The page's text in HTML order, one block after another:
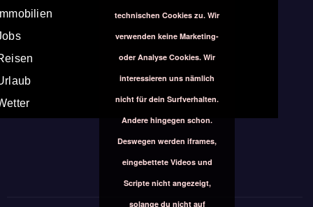
technischen Cookies zu. Wir
verwenden keine Marketing-
oder Analyse Cookies. Wir
interessieren uns nämlich
nicht für dein Surfverhalten.
Andere hingegen schon.
Deswegen werden iframes,
eingebettete Videos und
Scripte nicht angezeigt,
solange du nicht auf